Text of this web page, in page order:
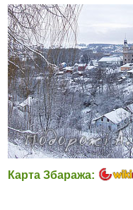
Карта Збаража: